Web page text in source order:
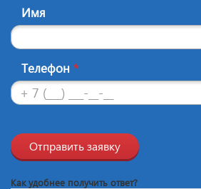
Имя
Телефон *
Отправить заявку
Как удобнее получить ответ?